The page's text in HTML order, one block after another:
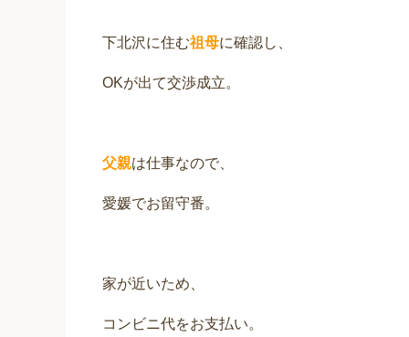
下北沢に住む祖母に確認し、
OKが出て交渉成立。
父親は仕事なので、
愛媛でお留守番。
家が近いため、
コンビニ代をお支払い。